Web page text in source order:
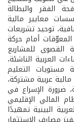
الفقر والبطالة
معايير مالية
توحيد تشريعات
المعوّقات أمام حركة
القصوى للمشاريع
العربية الناشئة،
مستويات التعليم
عربية مشتركة،
ضرورة الإسراع في
المالي الإقليمي
البينية تمهيدًا